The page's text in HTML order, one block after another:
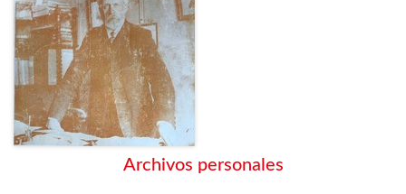
Archivos personales